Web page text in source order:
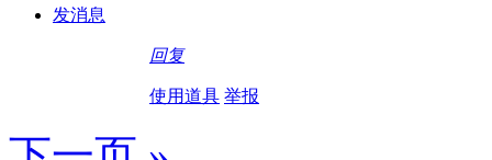
发消息
回复
使用道具 举报